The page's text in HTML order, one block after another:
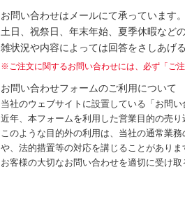
お問い合わせはメールにて承っています
土日、祝祭日、年末年始、夏季休暇など
雑状況や内容によっては回答をさしあげ
※ご注文に関するお問い合わせには、必ず「ご
お問い合わせフォームのご利用について
当社のウェブサイトに設置している「お問
近年、本フォームを利用した営業目的の売
このような目的外の利用は、当社の通常業
や、法的措置等の対応を講じることがありま
お客様の大切なお問い合わせを適切に受け